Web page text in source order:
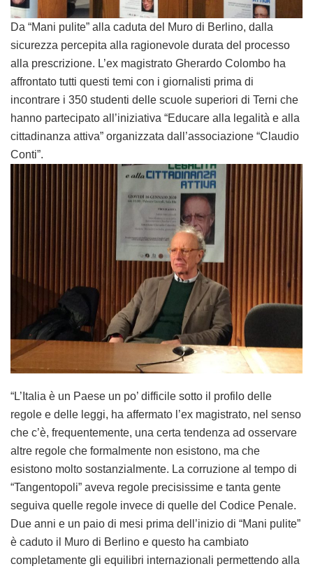
Da “Mani pulite” alla caduta del Muro di Berlino, dalla
sicurezza percepita alla ragionevole durata del processo
alla prescrizione. L’ex magistrato Gherardo Colombo ha
affrontato tutti questi temi con i giornalisti prima di
incontrare i 350 studenti delle scuole superiori di Terni che
hanno partecipato all’iniziativa “Educare alla legalità e alla
cittadinanza attiva” organizzata dall’associazione “Claudio
Conti”.
“L’Italia è un Paese un po’ difficile sotto il profilo delle
regole e delle leggi, ha affermato l’ex magistrato, nel senso
che c’è, frequentemente, una certa tendenza ad osservare
altre regole che formalmente non esistono, ma che
esistono molto sostanzialmente. La corruzione al tempo di
“Tangentopoli” aveva regole precisissime e tanta gente
seguiva quelle regole invece di quelle del Codice Penale.
Due anni e un paio di mesi prima dell’inizio di “Mani pulite”
è caduto il Muro di Berlino e questo ha cambiato
completamente gli equilibri internazionali permettendo alla